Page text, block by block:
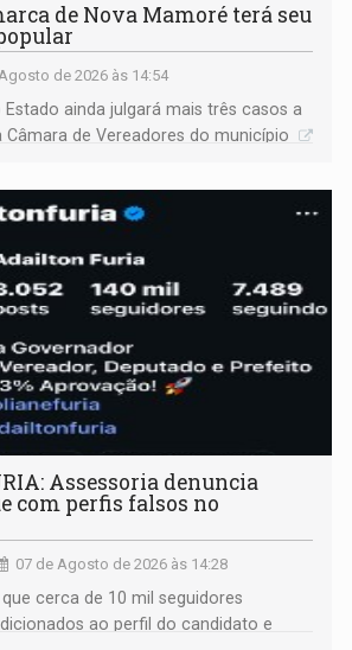
de Nova Mamoré terá seu
de 2026 às 14:54
ainda julgará mais três casos a
Câmara de Vereadores do município
Assessoria denuncia
com perfis falsos no
07 de Agosto de 2026 às 14:28
cerca de 10 mil seguidores
ao perfil do candidato e